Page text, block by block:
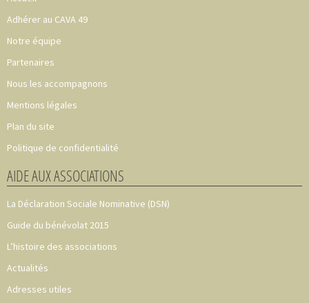
Adhérer au CAVA 49
Notre équipe
Partenaires
Nous les accompagnons
Mentions légales
Plan du site
Politique de confidentialité
AIDE AUX ASSOCIATIONS
La Déclaration Sociale Nominative (DSN)
Guide du bénévolat 2015
L’histoire des associations
Actualités
Adresses utiles